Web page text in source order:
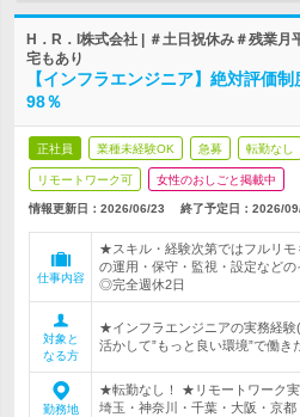
H．R．I株式会社 | ＃土日祝休み＃残業
宅もあり
【インフラエンジニア】絶対評価
98％
正社員 業種未経験OK 急募 転勤なし
リモートワーク可 女性のおしごと掲載中
情報更新日：2026/06/23 終了予定日： 2026/
仕事内容
★スキル・経験次第ではフルリ
の運用・保守・監視・設定などの
◎完全週休2日
対象と
なる方
★インフラエンジニアの実務経
活かして”もっと良い環境”で働き
勤務地
★転勤なし！ ★リモートワーク実
埼玉・神奈川・千葉・大阪・京都